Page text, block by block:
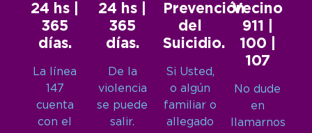
24 hs |
365
días.
La línea
147
cuenta
con el
24 hs |
365
días.
De la
violencia
se puede
salir.
Prevención
del
Suicidio.
Si Usted,
o algún
familiar o
allegado
Vecino
911 |
100 |
107
No dude
en
llamarnos